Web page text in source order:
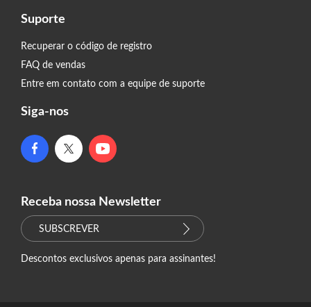
Suporte
Recuperar o código de registro
FAQ de vendas
Entre em contato com a equipe de suporte
Siga-nos
Receba nossa Newsletter
SUBSCREVER
Descontos exclusivos apenas para assinantes!